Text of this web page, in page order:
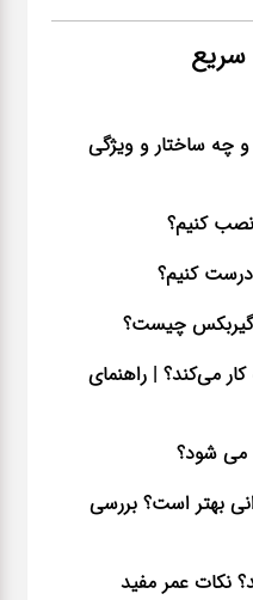
ساختار و ویژگی
کنیم؟
کنیم؟
چیست؟
می‌کند؟ | راهنمای
می شود؟
بهتر است؟ بررسی
نکات عمر مفید